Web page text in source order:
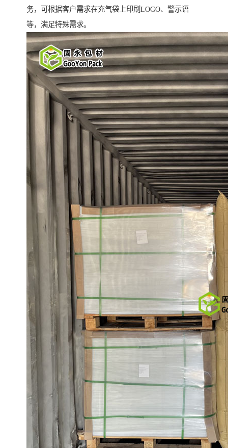
务，可根据客户需求在充气袋上印刷LOGO、警示语
等，满足特殊需求。